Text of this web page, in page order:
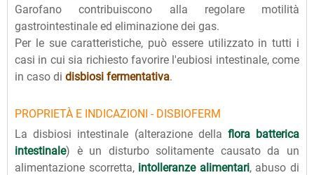
Garofano contribuiscono alla regolare motilità
gastrointestinale ed eliminazione dei gas.
Per le sue caratteristiche, può essere utilizzato in tutti i
casi in cui sia richiesto favorire l'eubiosi intestinale, come
in caso di disbiosi fermentativa.
PROPRIETÀ E INDICAZIONI - DISBIOFERM
La disbiosi intestinale (alterazione della flora batterica
intestinale) è un disturbo solitamente causato da un
alimentazione scorretta, intolleranze alimentari, abuso di